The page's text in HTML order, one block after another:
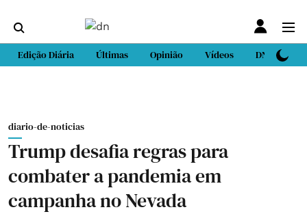
Edição Diária Últimas Opinião Vídeos DN Sport
diario-de-noticias
Trump desafia regras para
combater a pandemia em
campanha no Nevada